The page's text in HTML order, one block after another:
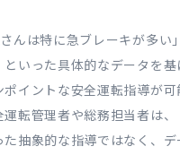
んは特に急ブレーキが多
いった具体的なデータを
イントな安全運転指導が可
運転管理者や総務担当者は
た抽象的な指導ではなく、